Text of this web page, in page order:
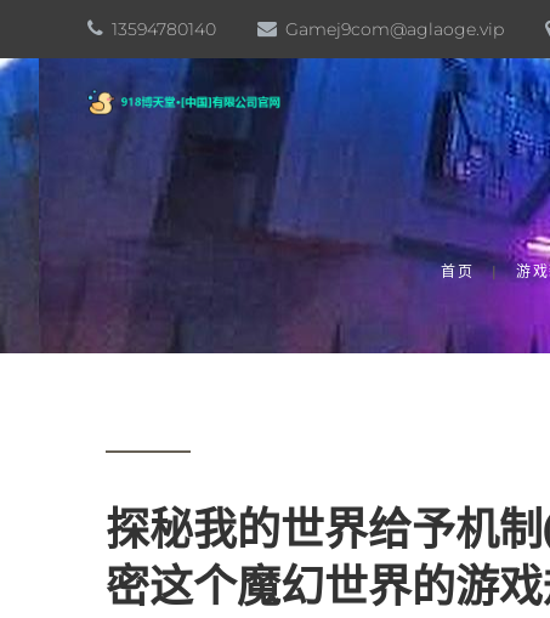
13594780140 Gamej9com@aglaoge.vip
首页 游
探秘我的世界给予机
密这个魔幻世界的游